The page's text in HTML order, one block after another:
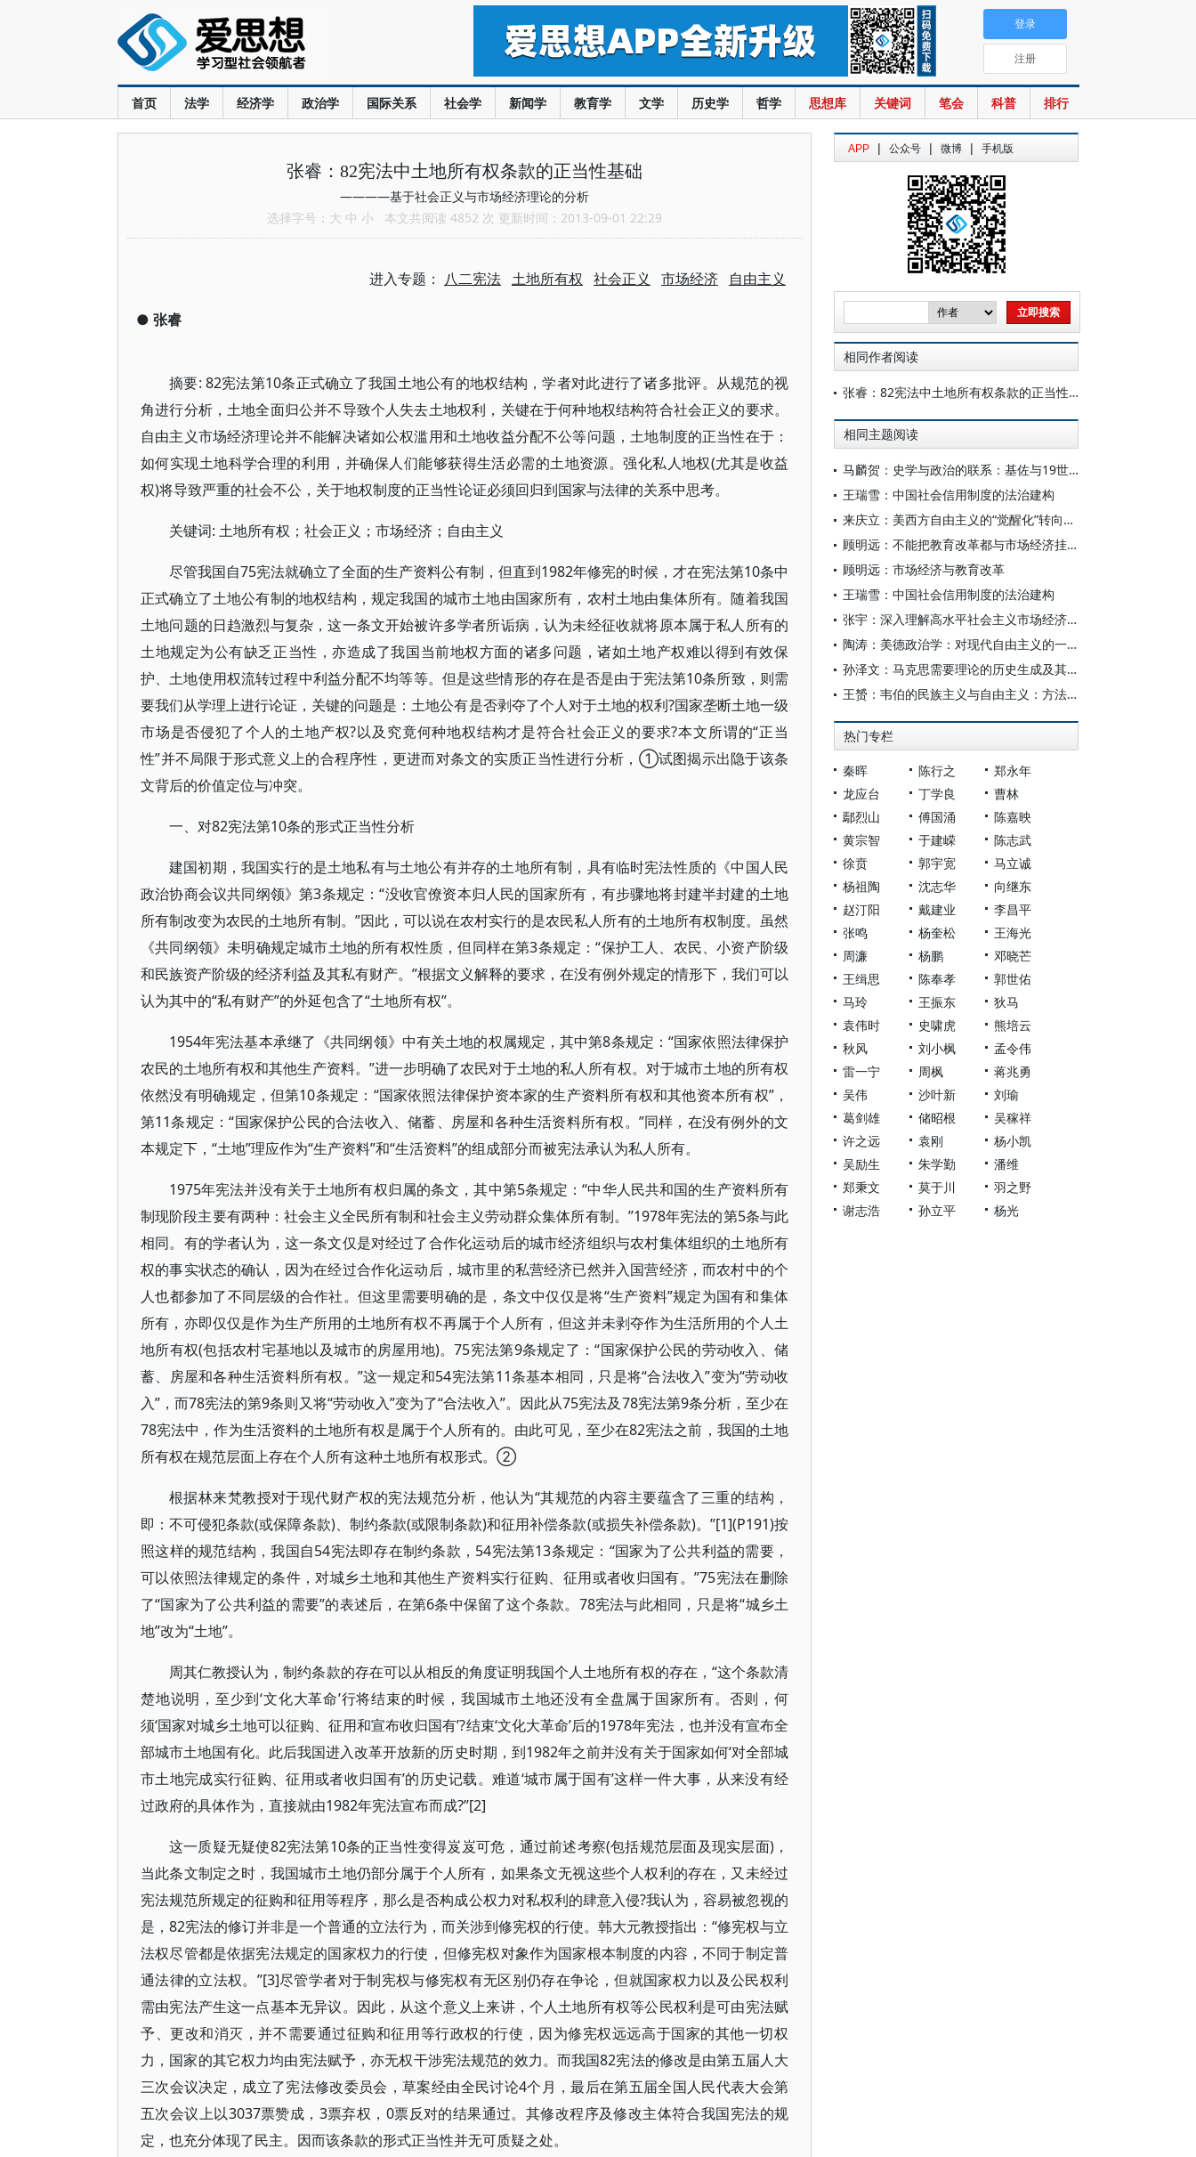
首页 法学 经济学 政治学 国际关系 社会学 新闻学 教育学 文学 历史学 哲学 思想库 关键词 笔会 科普 排行
登录
注册
张睿：82宪法中土地所有权条款的正当性基础
————基于社会正义与市场经济理论的分析
选择字号： 大 中 小 本文共阅读 4852 次 更新时间：2013-09-01 22:29
进入专题： 八二宪法 土地所有权 社会正义 市场经济 自由主义
● 张睿
摘要: 82宪法第10条正式确立了我国土地公有的地权结构，学者对此进行了诸多批评。从规范的视
角进行分析，土地全面归公并不导致个人失去土地权利，关键在于何种地权结构符合社会正义的要求。
自由主义市场经济理论并不能解决诸如公权滥用和土地收益分配不公等问题，土地制度的正当性在于：
如何实现土地科学合理的利用，并确保人们能够获得生活必需的土地资源。强化私人地权(尤其是收益
权)将导致严重的社会不公，关于地权制度的正当性论证必须回归到国家与法律的关系中思考。
关键词: 土地所有权；社会正义；市场经济；自由主义
尽管我国自75宪法就确立了全面的生产资料公有制，但直到1982年修宪的时候，才在宪法第10条中
正式确立了土地公有制的地权结构，规定我国的城市土地由国家所有，农村土地由集体所有。随着我国
土地问题的日趋激烈与复杂，这一条文开始被许多学者所诟病，认为未经征收就将原本属于私人所有的
土地规定为公有缺乏正当性，亦造成了我国当前地权方面的诸多问题，诸如土地产权难以得到有效保
护、土地使用权流转过程中利益分配不均等等。但是这些情形的存在是否是由于宪法第10条所致，则需
要我们从学理上进行论证，关键的问题是：土地公有是否剥夺了个人对于土地的权利?国家垄断土地一级
市场是否侵犯了个人的土地产权?以及究竟何种地权结构才是符合社会正义的要求?本文所谓的“正当
性”并不局限于形式意义上的合程序性，更进而对条文的实质正当性进行分析，①试图揭示出隐于该条
文背后的价值定位与冲突。
一、对82宪法第10条的形式正当性分析
建国初期，我国实行的是土地私有与土地公有并存的土地所有制，具有临时宪法性质的《中国人民
政治协商会议共同纲领》第3条规定：“没收官僚资本归人民的国家所有，有步骤地将封建半封建的土地
所有制改变为农民的土地所有制。”因此，可以说在农村实行的是农民私人所有的土地所有权制度。虽然
《共同纲领》未明确规定城市土地的所有权性质，但同样在第3条规定：“保护工人、农民、小资产阶级
和民族资产阶级的经济利益及其私有财产。”根据文义解释的要求，在没有例外规定的情形下，我们可以
认为其中的“私有财产”的外延包含了“土地所有权”。
1954年宪法基本承继了《共同纲领》中有关土地的权属规定，其中第8条规定：“国家依照法律保护
农民的土地所有权和其他生产资料。”进一步明确了农民对于土地的私人所有权。对于城市土地的所有权
依然没有明确规定，但第10条规定：“国家依照法律保护资本家的生产资料所有权和其他资本所有权”，
第11条规定：“国家保护公民的合法收入、储蓄、房屋和各种生活资料所有权。”同样，在没有例外的文
本规定下，“土地”理应作为“生产资料”和“生活资料”的组成部分而被宪法承认为私人所有。
1975年宪法并没有关于土地所有权归属的条文，其中第5条规定：“中华人民共和国的生产资料所有
制现阶段主要有两种：社会主义全民所有制和社会主义劳动群众集体所有制。”1978年宪法的第5条与此
相同。有的学者认为，这一条文仅是对经过了合作化运动后的城市经济组织与农村集体组织的土地所有
权的事实状态的确认，因为在经过合作化运动后，城市里的私营经济已然并入国营经济，而农村中的个
人也都参加了不同层级的合作社。但这里需要明确的是，条文中仅仅是将“生产资料”规定为国有和集体
所有，亦即仅仅是作为生产所用的土地所有权不再属于个人所有，但这并未剥夺作为生活所用的个人土
地所有权(包括农村宅基地以及城市的房屋用地)。75宪法第9条规定了：“国家保护公民的劳动收入、储
蓄、房屋和各种生活资料所有权。”这一规定和54宪法第11条基本相同，只是将“合法收入”变为“劳动收
入”，而78宪法的第9条则又将“劳动收入”变为了“合法收入”。因此从75宪法及78宪法第9条分析，至少在
78宪法中，作为生活资料的土地所有权是属于个人所有的。由此可见，至少在82宪法之前，我国的土地
所有权在规范层面上存在个人所有这种土地所有权形式。②
根据林来梵教授对于现代财产权的宪法规范分析，他认为“其规范的内容主要蕴含了三重的结构，
即：不可侵犯条款(或保障条款)、制约条款(或限制条款)和征用补偿条款(或损失补偿条款)。”[1](P191)按
照这样的规范结构，我国自54宪法即存在制约条款，54宪法第13条规定：“国家为了公共利益的需要，
可以依照法律规定的条件，对城乡土地和其他生产资料实行征购、征用或者收归国有。”75宪法在删除
了“国家为了公共利益的需要”的表述后，在第6条中保留了这个条款。78宪法与此相同，只是将“城乡土
地”改为“土地”。
周其仁教授认为，制约条款的存在可以从相反的角度证明我国个人土地所有权的存在，“这个条款清
楚地说明，至少到‘文化大革命’行将结束的时候，我国城市土地还没有全盘属于国家所有。否则，何
须‘国家对城乡土地可以征购、征用和宣布收归国有’?结束‘文化大革命’后的1978年宪法，也并没有宣布全
部城市土地国有化。此后我国进入改革开放新的历史时期，到1982年之前并没有关于国家如何‘对全部城
市土地完成实行征购、征用或者收归国有’的历史记载。难道‘城市属于国有’这样一件大事，从来没有经
过政府的具体作为，直接就由1982年宪法宣布而成?”[2]
这一质疑无疑使82宪法第10条的正当性变得岌岌可危，通过前述考察(包括规范层面及现实层面)，
当此条文制定之时，我国城市土地仍部分属于个人所有，如果条文无视这些个人权利的存在，又未经过
宪法规范所规定的征购和征用等程序，那么是否构成公权力对私权利的肆意入侵?我认为，容易被忽视的
是，82宪法的修订并非是一个普通的立法行为，而关涉到修宪权的行使。韩大元教授指出：“修宪权与立
法权尽管都是依据宪法规定的国家权力的行使，但修宪权对象作为国家根本制度的内容，不同于制定普
通法律的立法权。”[3]尽管学者对于制宪权与修宪权有无区别仍存在争论，但就国家权力以及公民权利
需由宪法产生这一点基本无异议。因此，从这个意义上来讲，个人土地所有权等公民权利是可由宪法赋
予、更改和消灭，并不需要通过征购和征用等行政权的行使，因为修宪权远远高于国家的其他一切权
力，国家的其它权力均由宪法赋予，亦无权干涉宪法规范的效力。而我国82宪法的修改是由第五届人大
三次会议决定，成立了宪法修改委员会，草案经由全民讨论4个月，最后在第五届全国人民代表大会第
五次会议上以3037票赞成，3票弃权，0票反对的结果通过。其修改程序及修改主体符合我国宪法的规
定，也充分体现了民主。因而该条款的形式正当性并无可质疑之处。
APP | 公众号 | 微博 | 手机版
相同作者阅读
张睿：82宪法中土地所有权条款的正当性基础
相同主题阅读
马麟贺：史学与政治的联系：基佐与19世纪法国两大史学研究机构的建立
王瑞雪：中国社会信用制度的法治建构
来庆立：美西方自由主义的“觉醒化”转向及其发展趋势
顾明远：不能把教育改革都与市场经济挂钩
顾明远：市场经济与教育改革
王瑞雪：中国社会信用制度的法治建构
张宇：深入理解高水平社会主义市场经济体制
陶涛：美德政治学：对现代自由主义的一种反思
孙泽文：马克思需要理论的历史生成及其社会主义实践
王赟：韦伯的民族主义与自由主义：方法论下的政治观
热门专栏
秦晖 陈行之
郑永年
龙应台
丁学良
曹林
鄢烈山
傅国涌
陈嘉映
黄宗智
于建嵘
陈志武
徐贲
郭宇宽
马立诚
杨祖陶
沈志华
向继东
赵汀阳
戴建业
李昌平
张鸣
杨奎松
王海光
周濂
杨鹏
邓晓芒
王缉思
陈奉孝
郭世佑
马玲
王振东
狄马
袁伟时
史啸虎
熊培云
秋风
刘小枫
孟令伟
雷一宁
周枫
蒋兆勇
吴伟
沙叶新
刘瑜
葛剑雄
储昭根
吴稼祥
许之远
袁刚
杨小凯
吴励生
朱学勤
潘维
郑秉文
莫于川
羽之野
谢志浩
孙立平 杨光